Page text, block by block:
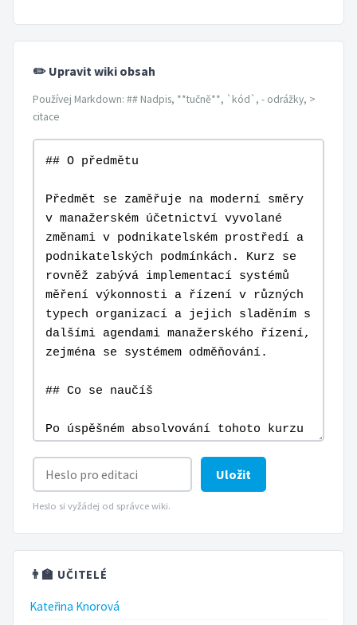
✏️ Upravit wiki obsah
Používej Markdown: ## Nadpis, **tučně**, `kód`, - odrážky, >
citace
Uložit
Heslo si vyžádej od správce wiki.
👨‍🏫 UČITELÉ
Kateřina Knorová